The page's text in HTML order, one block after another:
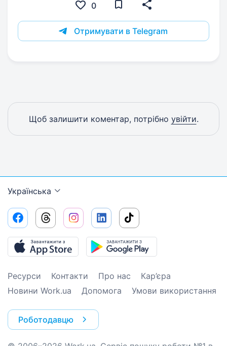
0
Отримувати в Telegram
Щоб залишити коментар, потрібно увійти.
Українська
Ресурси Контакти Про нас
Кар’єра
Новини Work.ua
Допомога Умови використання
Роботодавцю